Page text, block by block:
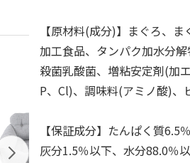
【原材料(成分)】まぐろ、
加工食品、タンパク加水分
殺菌乳酸菌、増粘安定剤(加
P、Cl)、調味料(アミノ酸)、
【保証成分】たんぱく質6.5
灰分1.5％以下、水分88.0％